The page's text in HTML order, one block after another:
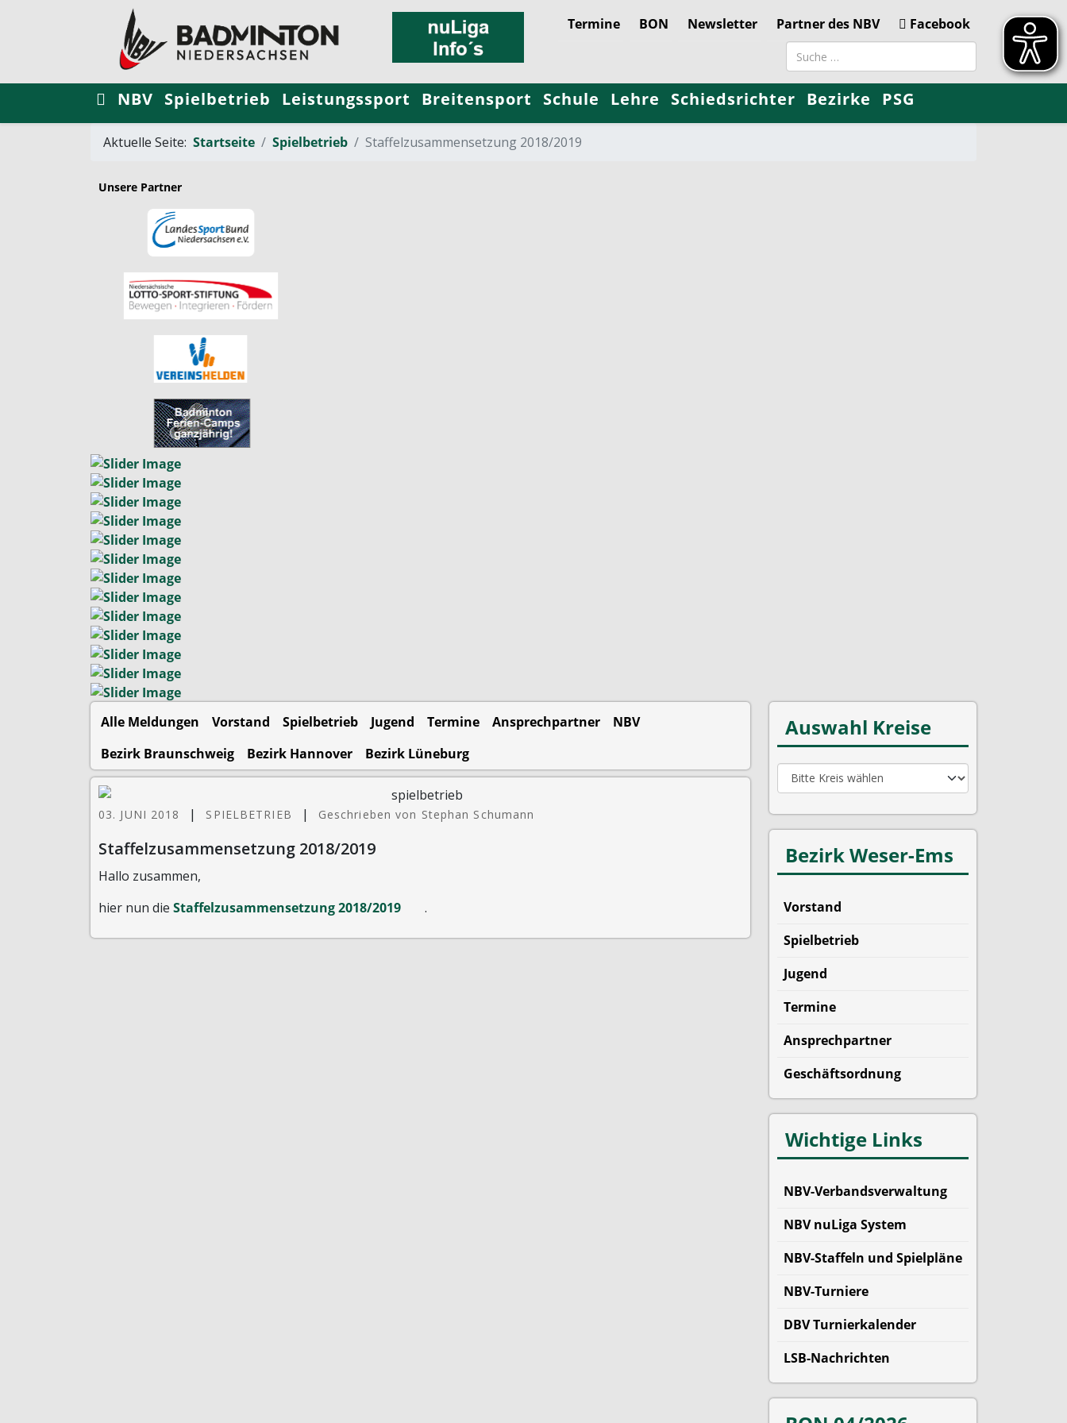
Termine BON Newsletter Partner des NBV
Facebook
Suchbegriff
NBV Spielbetrieb Leistungssport Breitensport Schule Lehre Schiedsrichter Bezirke PSG
Aktuelle Seite: Startseite Spielbetrieb Staffelzusammensetzung 2018/2019
Unsere Partner
Alle Meldungen Vorstand Spielbetrieb Jugend Termine Ansprechpartner
NBV
Bezirk Braunschweig
Bezirk Hannover Bezirk Lüneburg
03. JUNI 2018 | SPIELBETRIEB | Geschrieben von Stephan Schumann
Staffelzusammensetzung 2018/2019
Hallo zusammen,
hier nun die Staffelzusammensetzung 2018/2019 .
Auswahl Kreise
Bezirk Weser-Ems
Vorstand
Spielbetrieb
Jugend
Termine
Ansprechpartner
Geschäftsordnung
Wichtige Links
NBV-Verbandsverwaltung
NBV nuLiga System
NBV-Staffeln und Spielpläne
NBV-Turniere
DBV Turnierkalender
LSB-Nachrichten